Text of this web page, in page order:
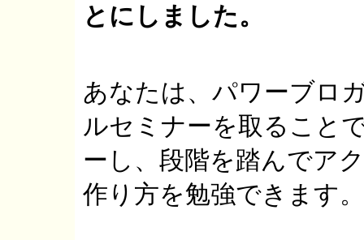
とにしました。
あなたは、パワーブロ
ルセミナーを取ること
ーし、段階を踏んでア
作り方を勉強できます。